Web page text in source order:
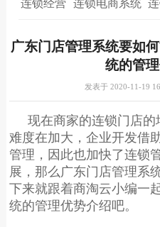
连锁经营 连锁电商系统
广东门店管理系统要如
统的管
发表于 2020-11-19
现在商家的连锁门店
难度在加大，企业开发借
管理，因此也加快了连锁
展，那么广东门店管理系
下来就跟着商淘云小编一
统的管理优势介绍吧。